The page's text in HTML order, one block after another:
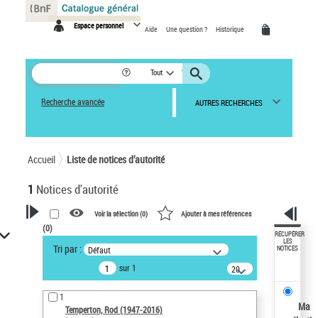
Espace personnel Aide Une question ? Historique
Tout
Recherche avancée AUTRES RECHERCHES
Accueil Liste de notices d’autorité
1 Notices d'autorité
VOTRE RECHERCHE
Recherche avancée dans les
notices d’autorité
Œuvres liées à l'auteur :
Temperton, Rod (1947-2016)
Voir la sélection (0) Ajouter à mes références
(0)
Tri par : Défaut
sur 1
20
résultats/page
1
Temperton, Rod (1947-2016)
RÉCUPÉRER
LES
NOTICES
Ma
Panneau de gestion des cookies